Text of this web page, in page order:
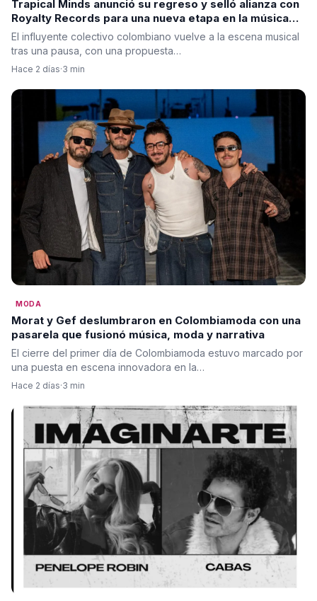
Trapical Minds anunció su regreso y selló alianza con
Royalty Records para una nueva etapa en la música
urbana
El influyente colectivo colombiano vuelve a la escena musical
tras una pausa, con una propuesta…
Hace 2 días·3 min
MODA
Morat y Gef deslumbraron en Colombiamoda con una
pasarela que fusionó música, moda y narrativa
El cierre del primer día de Colombiamoda estuvo marcado por
una puesta en escena innovadora en la…
Hace 2 días·3 min